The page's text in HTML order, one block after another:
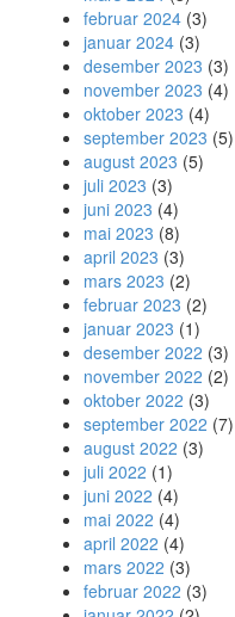
februar 2024 (3)
januar 2024 (3)
desember 2023 (3)
november 2023 (4)
oktober 2023 (4)
september 2023 (5)
august 2023 (5)
juli 2023 (3)
juni 2023 (4)
mai 2023 (8)
april 2023 (3)
mars 2023 (2)
februar 2023 (2)
januar 2023 (1)
desember 2022 (3)
november 2022 (2)
oktober 2022 (3)
september 2022 (7)
august 2022 (3)
juli 2022 (1)
juni 2022 (4)
mai 2022 (4)
april 2022 (4)
mars 2022 (3)
februar 2022 (3)